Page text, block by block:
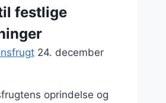
festlige
24. december
oprindelse og